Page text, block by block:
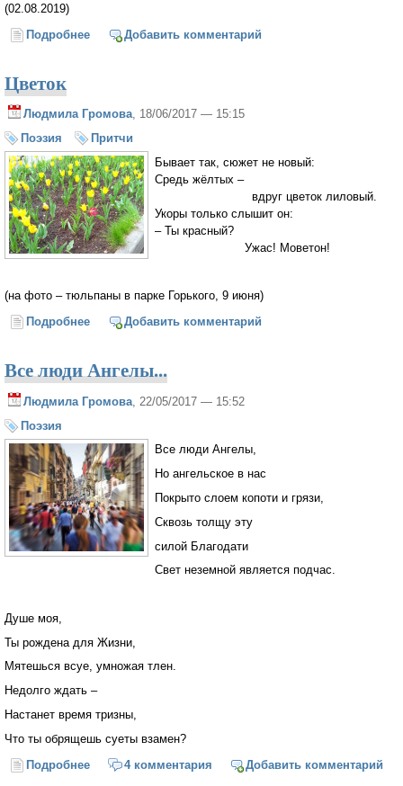
(02.08.2019)
Подробнее о Пророку Илии
Добавить комментарий
Цветок
Людмила Громова, 18/06/2017 — 15:15
Поэзия
Притчи
Бывает так, сюжет не новый:
Средь жёлтых –
вдруг цветок лиловый.
Укоры только слышит он:
– Ты красный?
Ужас! Моветон!
(на фото – тюльпаны в парке Горького, 9 июня)
Подробнее о ЦветокДобавить комментарий
Все люди Ангелы...
Людмила Громова , 22/05/2017 — 15:52
Поэзия
Все люди Ангелы,
Но ангельское в нас
Покрыто слоем копоти и грязи,
Сквозь толщу эту
силой Благодати
Свет неземной является подчас.
Душе моя,
Ты рождена для Жизни,
Мятешься всуе, умножая тлен.
Недолго ждать –
Настанет время тризны,
Что ты обрящешь суеты взамен?
Подробнее о Все люди Ангелы...
4 комментария Добавить комментарий